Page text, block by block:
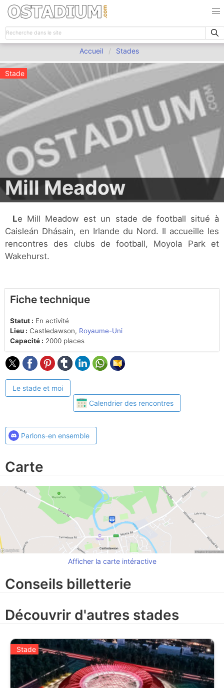
Accueil Stades
Stade
Mill Meadow
Le Mill Meadow est un stade de football situé à
Caisleán Dhásain, en Irlande du Nord. Il accueille les
rencontres des clubs de football, Moyola Park et
Wakehurst.
Fiche technique
Statut : En activité
Lieu : Castledawson, Royaume-Uni
Capacité : 2000 places
Le stade et moi
Calendrier des rencontres
Parlons-en ensemble
Carte
Afficher la carte intéractive
Conseils billetterie
Découvrir d'autres stades
Stade